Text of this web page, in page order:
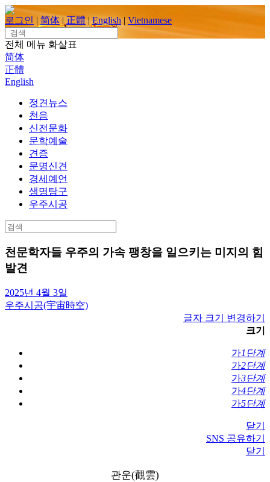
Skip
to
content
로그인 | 简体 | 正體 | English | Vietnamese
Search
for:
전체 메뉴 화살표
简体
正體
English
정견뉴스
천음
신전문화
문학예술
견증
문명신견
경세예언
생명탐구
우주시공
Search
for:
천문학자들 우주의 가속 팽창을 일으키는 미지의 힘
발견
2025년 4월 3일
우주시공(宇宙時空)
글자 크기 변경하기
크기
가1단계
가2단계
가3단계
가4단계
가5단계
닫기
SNS 공유하기
닫기
관운(觀雲)